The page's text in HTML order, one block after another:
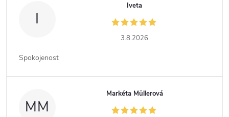
I
Iveta
3.8.2026
Spokojenost
MM
Markéta Müllerová